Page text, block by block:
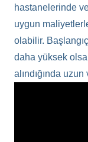
hastanelerinde
uygun
olabilir.
daha yüksek
alındığında